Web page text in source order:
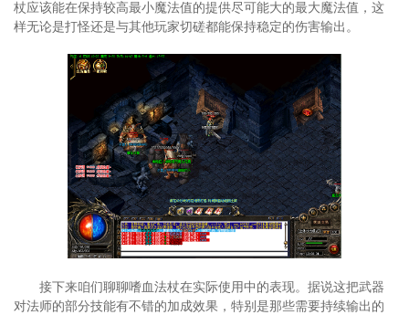
杖应该能在保持较高最小魔法值的提供尽可能大的最大魔法值，这
样无论是打怪还是与其他玩家切磋都能保持稳定的伤害输出。
接下来咱们聊聊嗜血法杖在实际使用中的表现。据说这把武器
对法师的部分技能有不错的加成效果，特别是那些需要持续输出的